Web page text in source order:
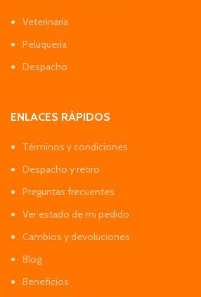
Veterinaria
Peluquería
Despacho
ENLACES RÁPIDOS
Términos y condiciones
Despacho y retiro
Preguntas frecuentes
Ver estado de mi pedido
Cambios y devoluciones
Blog
Beneficios